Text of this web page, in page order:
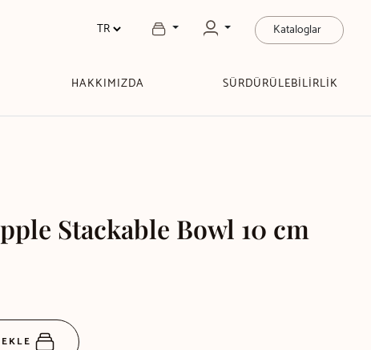
Kataloglar
HAKKIMIZDA SÜRDÜRÜLEBİLİRLİK
Stackable Bowl 10 cm
EKLE